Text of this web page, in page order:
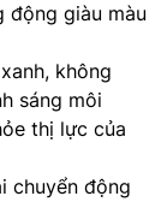
động giàu màu
không
sáng môi
thị lực của
chuyển động